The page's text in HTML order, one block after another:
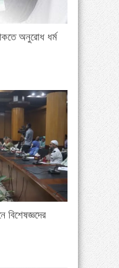
অনুরোধ ধর্ম
বিশেষজ্ঞদের